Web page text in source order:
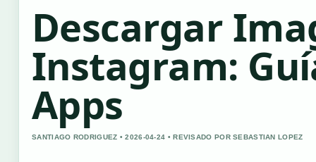
Descargar
Instagram:
Apps
SANTIAGO RODRIGUEZ • 2026-04-24 • REVISADO POR SEBASTIAN LOPEZ